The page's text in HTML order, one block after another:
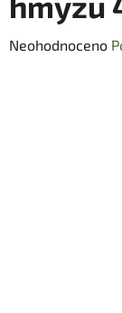
Průměrné
Neohodnoceno